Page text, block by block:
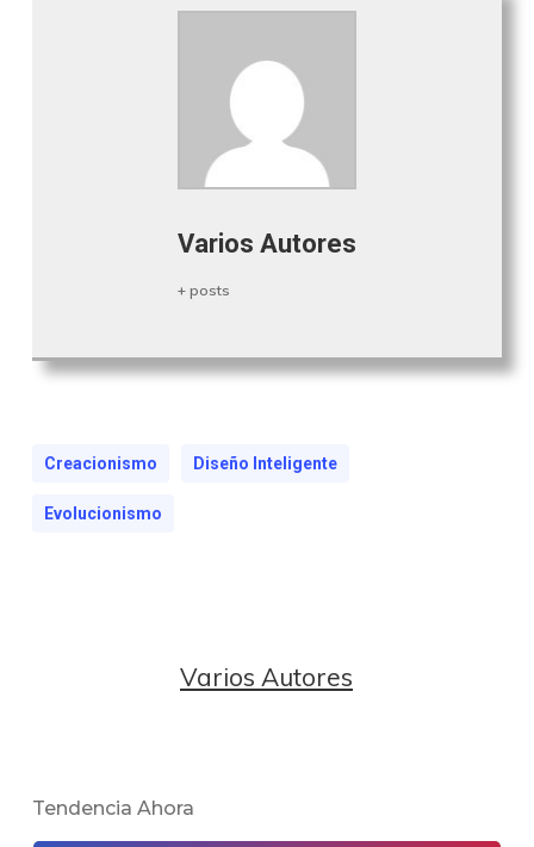
Varios Autores
+ posts
Creacionismo Diseño Inteligente
Evolucionismo
Varios Autores
Tendencia Ahora